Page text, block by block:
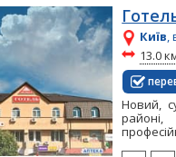
Київ,
~
13.0
Новий,